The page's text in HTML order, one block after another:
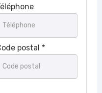
postal *